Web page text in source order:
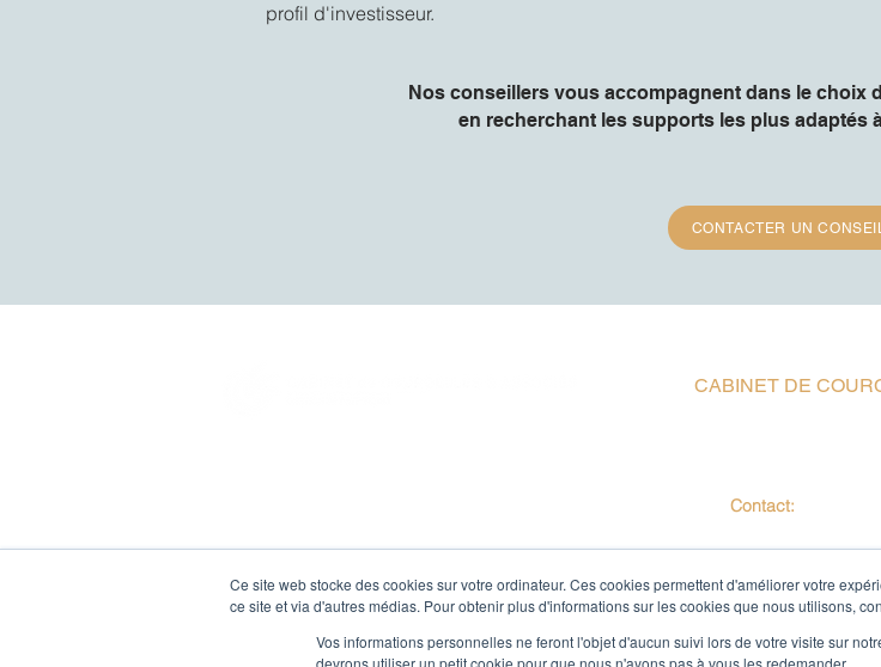
Ce site web stocke des cookies sur votre ordinateur. Ces cookies permettent d'améliorer votre
ce site et via d'autres médias. Pour obtenir plus d'informations sur les cookies que nous utilisons,
Vos informations personnelles ne feront l'objet d'aucun suivi lors de votre visite sur
devrons utiliser un petit cookie pour que nous n'ayons pas à vous les redemander.
profil d'investisseur.
Nos conseillers vous accompagnent dans le choix
en recherchant les supports les plus adaptés
CONTACTER UN
longue expérience du conseil patrimonial et une
CABINET DE
PLAN D'ACCÈS
Contact: